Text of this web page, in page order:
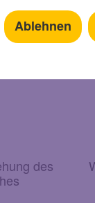
des
Ablehnen